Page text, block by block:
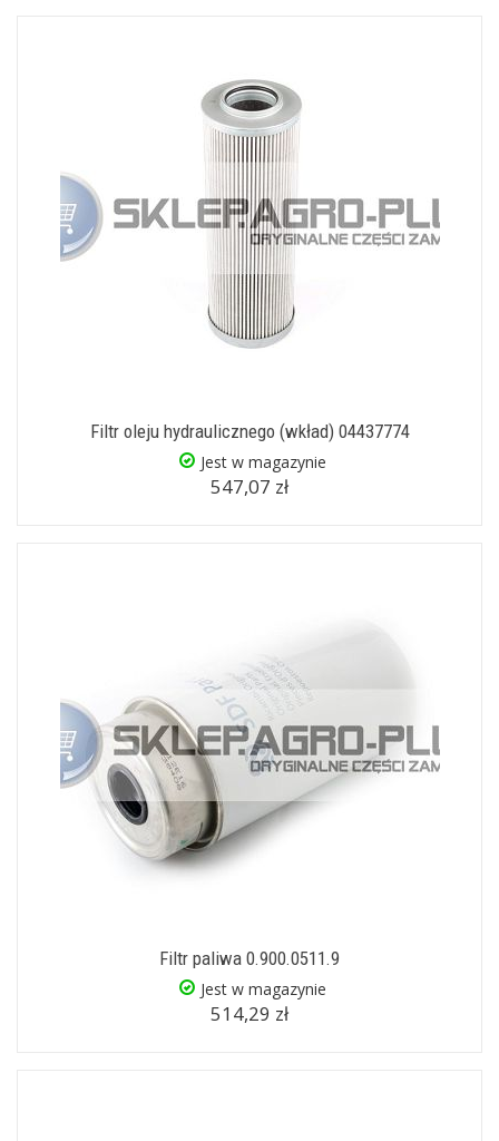
Filtr oleju hydraulicznego (wkład) 04437774
Jest w magazynie
547,07 zł
Filtr paliwa 0.900.0511.9
Jest w magazynie
514,29 zł